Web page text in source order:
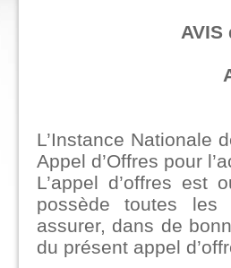
AVIS
L’Instance Nationale
Appel d’Offres pour
L’appel d’offres est
possède toutes les
assurer, dans de
du présent appel